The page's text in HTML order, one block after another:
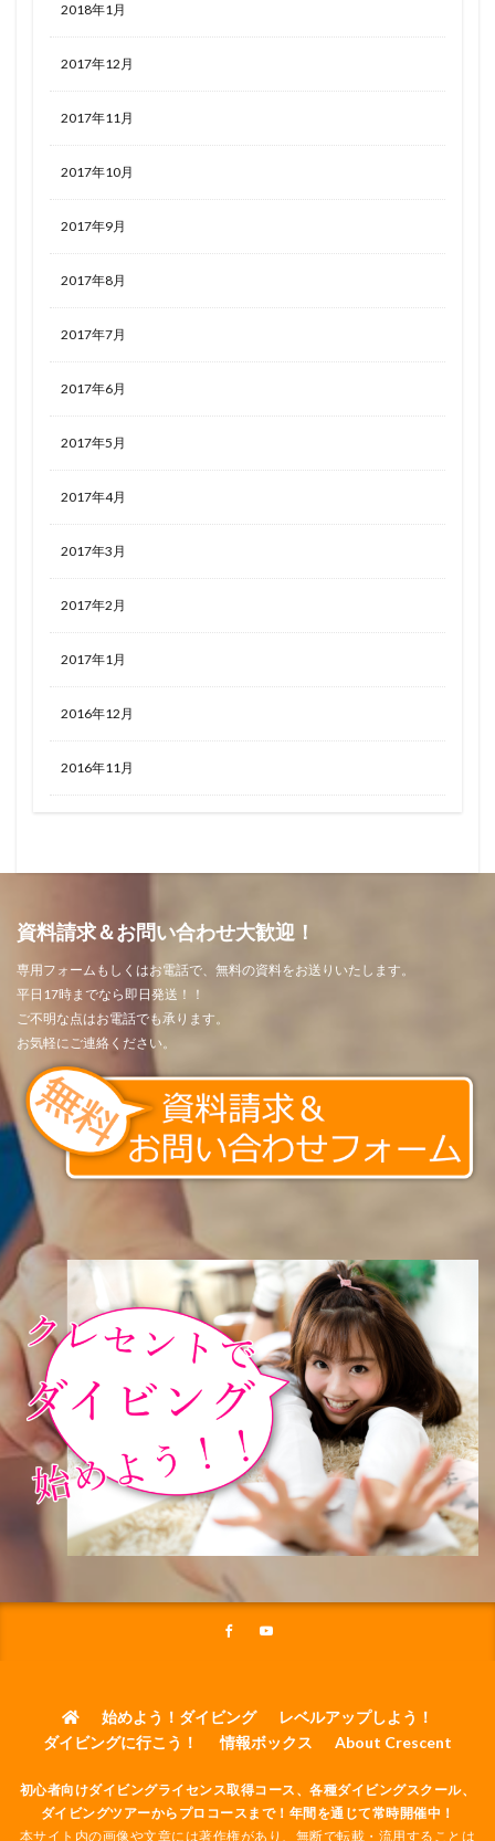
2018年1月
2017年12月
2017年11月
2017年10月
2017年9月
2017年8月
2017年7月
2017年6月
2017年5月
2017年4月
2017年3月
2017年2月
2017年1月
2016年12月
2016年11月
資料請求＆お問い合わせ大歓迎！
専用フォームもしくはお電話で、無料の資料をお送りいたします。
平日17時までなら即日発送！！
ご不明な点はお電話でも承ります。
お気軽にご連絡ください。
始めよう！ダイビング
レベルアップしよう！
ダイビングに行こう！
情報ボックス About Crescent
初心者向けダイビングライセンス取得コース、各種ダイビングスクール、
ダイビングツアーからプロコースまで！年間を通じて常時開催中！
本サイト内の画像や文章には著作権があり、無断で転載・流用することは